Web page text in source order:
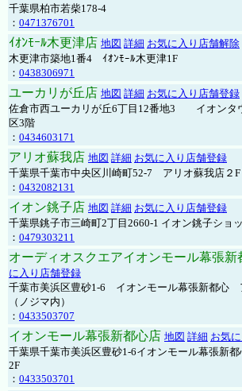
千葉県柏市若柴178-4
： 0471376701
ｲｵﾝﾓｰﾙ木更津店 地図 詳細 お気に入り店舗解除
木更津市築地1番4 ｲｵﾝﾓｰﾙ木更津1F
： 0438306971
ユーカリが丘店 地図 詳細 お気に入り店舗登録
佐倉市西ユーカリが丘6丁目12番地3 イオンタ
区3階
： 0434603171
アリオ蘇我店 地図 詳細 お気に入り店舗登録
千葉県千葉市中央区川崎町52-7 アリオ蘇我店２F
： 0432082131
イオン銚子店 地図 詳細 お気に入り店舗登録
千葉県銚子市三崎町2丁目2660-1 イオン銚子ショ
： 0479303211
オーディオスクエアイオンモール幕張新
に入り店舗登録
千葉市美浜区豊砂1-6 イオンモール幕張新都心
（ノジマ内）
： 0433503707
イオンモール幕張新都心店 地図 詳細 お気
千葉県千葉市美浜区豊砂1-6イオンモール幕張新
2F
： 0433503701